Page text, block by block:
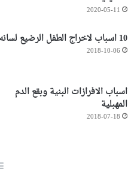
2020-05-11
10 اسباب لاخراج الطفل الرضيع لسانه
2018-10-06
اسباب الافرازات البنية وبقع الدم
المهبلية
2018-07-18